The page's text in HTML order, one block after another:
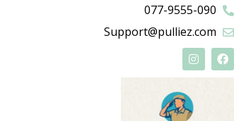
077-9555-090
Support@pulliez.com